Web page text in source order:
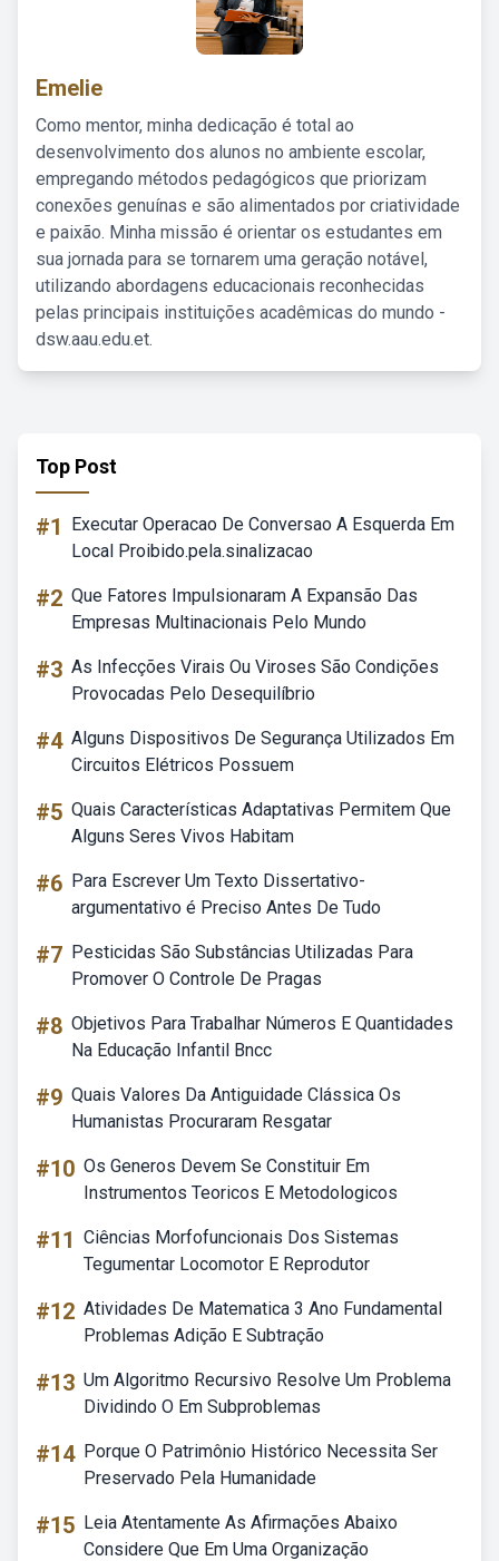
Emelie
Como mentor, minha dedicação é total ao
desenvolvimento dos alunos no ambiente escolar,
empregando métodos pedagógicos que priorizam
conexões genuínas e são alimentados por criatividade
e paixão. Minha missão é orientar os estudantes em
sua jornada para se tornarem uma geração notável,
utilizando abordagens educacionais reconhecidas
pelas principais instituições acadêmicas do mundo -
dsw.aau.edu.et.
Top Post
#1
Executar Operacao De Conversao A Esquerda Em
Local Proibido.pela.sinalizacao
#2 Que Fatores Impulsionaram A Expansão Das
Empresas Multinacionais Pelo Mundo
#3 As Infecções Virais Ou Viroses São Condições
Provocadas Pelo Desequilíbrio
#4 Alguns Dispositivos De Segurança Utilizados Em
Circuitos Elétricos Possuem
#5 Quais Características Adaptativas Permitem Que
Alguns Seres Vivos Habitam
#6 Para Escrever Um Texto Dissertativo-
argumentativo é Preciso Antes De Tudo
#7 Pesticidas São Substâncias Utilizadas Para
Promover O Controle De Pragas
#8 Objetivos Para Trabalhar Números E Quantidades
Na Educação Infantil Bncc
#9 Quais Valores Da Antiguidade Clássica Os
Humanistas Procuraram Resgatar
#10 Os Generos Devem Se Constituir Em
Instrumentos Teoricos E Metodologicos
#11 Ciências Morfofuncionais Dos Sistemas
Tegumentar Locomotor E Reprodutor
#12 Atividades De Matematica 3 Ano Fundamental
Problemas Adição E Subtração
#13 Um Algoritmo Recursivo Resolve Um Problema
Dividindo O Em Subproblemas
#14 Porque O Patrimônio Histórico Necessita Ser
Preservado Pela Humanidade
#15 Leia Atentamente As Afirmações Abaixo
Considere Que Em Uma Organização